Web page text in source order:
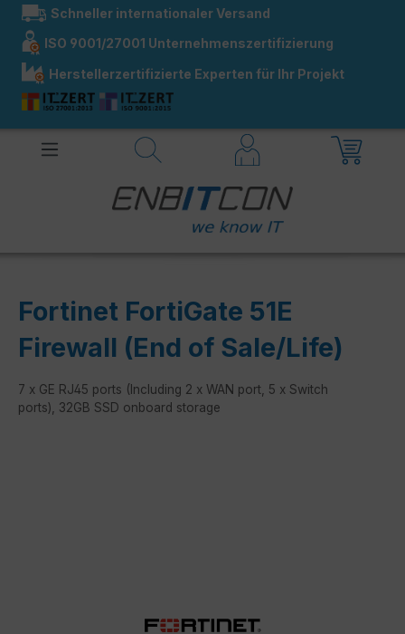
springen
Schneller internationaler Versand
ISO 9001/27001 Unternehmenszertifizierung
Herstellerzertifizierte Experten für Ihr Projekt
Fortinet FortiGate 51E
Firewall (End of Sale/Life)
7 x GE RJ45 ports (Including 2 x WAN port, 5 x Switch
ports), 32GB SSD onboard storage